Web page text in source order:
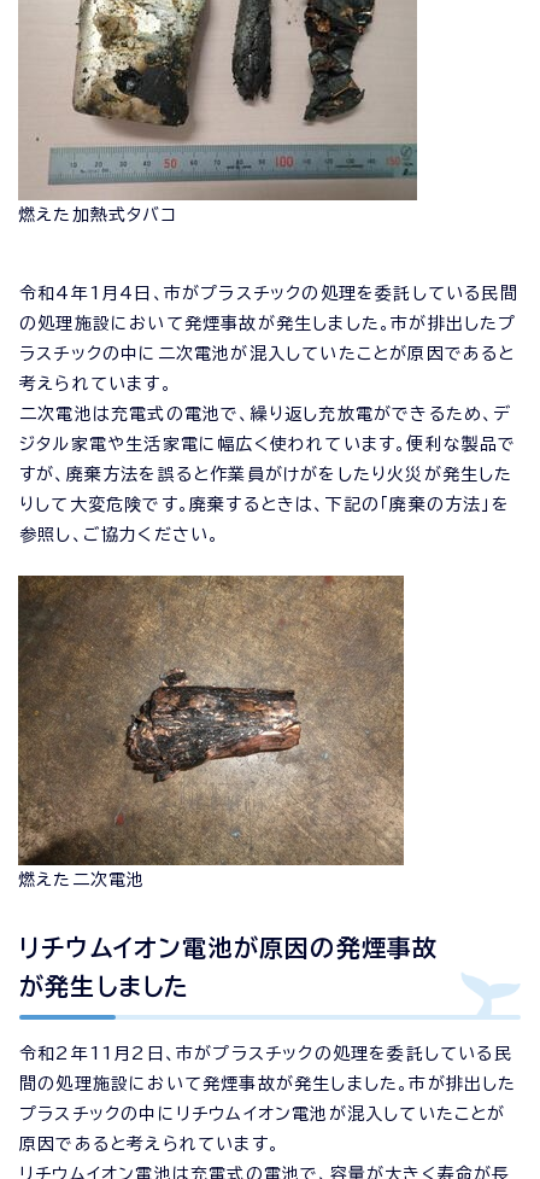
燃えた加熱式タバコ
令和4年1月4日、市がプラスチックの処理を委託している民間
の処理施設において発煙事故が発生しました。市が排出したプ
ラスチックの中に二次電池が混入していたことが原因であると
考えられています。
二次電池は充電式の電池で、繰り返し充放電ができるため、デ
ジタル家電や生活家電に幅広く使われています。便利な製品で
すが、廃棄方法を誤ると作業員がけがをしたり火災が発生した
りして大変危険です。廃棄するときは、下記の「廃棄の方法」を
参照し、ご協力ください。
燃えた二次電池
リチウムイオン電池が原因の発煙事故
が発生しました
令和2年11月2日、市がプラスチックの処理を委託している民
間の処理施設において発煙事故が発生しました。市が排出した
プラスチックの中にリチウムイオン電池が混入していたことが
原因であると考えられています。
リチウムイオン電池は充電式の電池で、容量が大きく寿命が長